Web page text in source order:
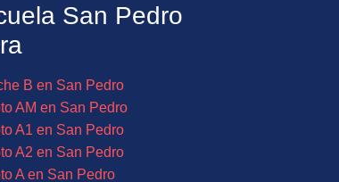
San Pedro
B en San Pedro
AM en San Pedro
A1 en San Pedro
A2 en San Pedro
A en San Pedro